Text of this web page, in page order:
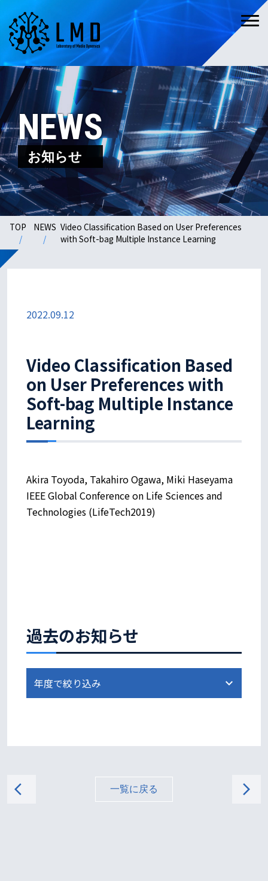
NEWS
お知らせ
TOP NEWS Video Classification Based on User Preferences
with Soft-bag Multiple Instance Learning
過去のお知らせ
2022.09.12
Video Classification Based
on User Preferences with
Soft-bag Multiple Instance
Learning
Akira Toyoda, Takahiro Ogawa, Miki Haseyama
IEEE Global Conference on Life Sciences and
Technologies (LifeTech2019)
arrow_back_ios 一覧に戻る arrow_forward_ios